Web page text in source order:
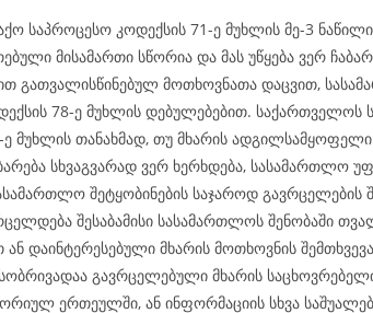
საპროცესო კოდექსის 71-ე მუხლის მე-3
მისამართი სწორია და მას უწყება ვერ
გათვალისწინებულ მოთხოვნათა დაცვით,
78-ე მუხლის დებულებებით. საქართველოს
მუხლის თანახმად, თუ მხარის ადგილსამყოფელი
სხვაგვარად ვერ ხერხდება, სასამართლო
შეტყობინების საჯაროდ გავრცელების
შესაბამისი სასამართლოს შენობაში
დაინტერესებული მხარის მოთხოვნის
გავრცელებული მხარის
ერთეულში, ან ინფორმაციის სხვა